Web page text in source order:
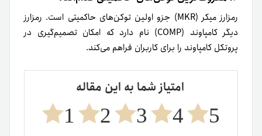
رمزارز میکر (MKR) جزو اولین توکن‌های حاکمیتی است. رمزارز
دیگر کامپاوند (COMP) نام دارد که امکان تصمیم‌گیری در
پروتکل کامپاوند را برای کاربران فراهم می‌کند.
امتیاز شما به این مقاله
5
4
3
2
1